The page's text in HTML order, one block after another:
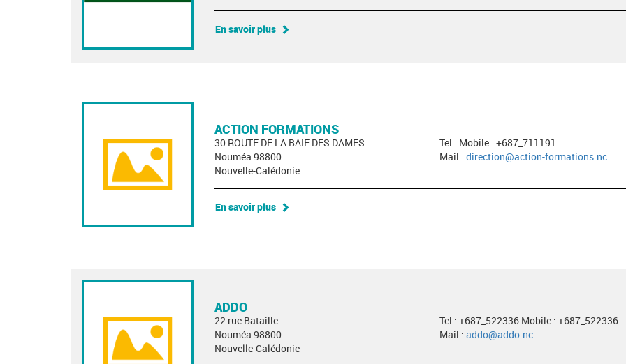
En savoir plus
ACTION FORMATIONS
30 ROUTE DE LA BAIE DES DAMES
Nouméa 98800
Nouvelle-Calédonie
Tel : Mobile : +687_711191
Mail : direction@action-formations.nc
En savoir plus
ADDO
22 rue Bataille
Nouméa 98800
Nouvelle-Calédonie
Tel : +687_522336 Mobile : +687_522336
Mail : addo@addo.nc